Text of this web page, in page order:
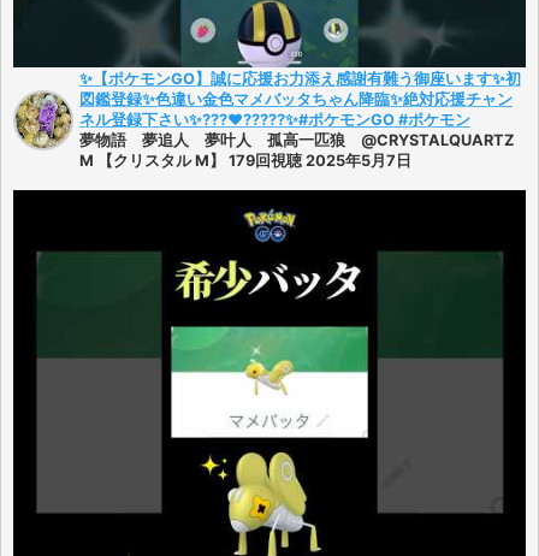
✨【ポケモンGO】誠に応援お力添え感謝有難う御座います✨初
図鑑登録✨色違い金色マメバッタちゃん降臨✨絶対応援チャン
ネル登録下さい✨???❤️‍?????✨#ポケモンGO #ポケモン
夢物語 夢追人 夢叶人 孤高一匹狼 @CRYSTALQUARTZ
M 【クリスタル M】 179回視聴 2025年5月7日